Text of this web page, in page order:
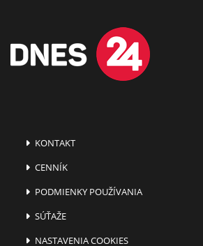
KONTAKT
CENNÍK
PODMIENKY POUŽÍVANIA
SÚŤAŽE
NASTAVENIA COOKIES